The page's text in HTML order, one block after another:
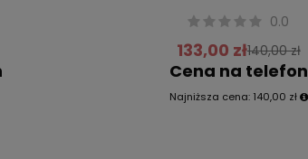
0.0
133,00 zł140,00 zł
Cena na telefon
Najniższa cena: 140,00 zł